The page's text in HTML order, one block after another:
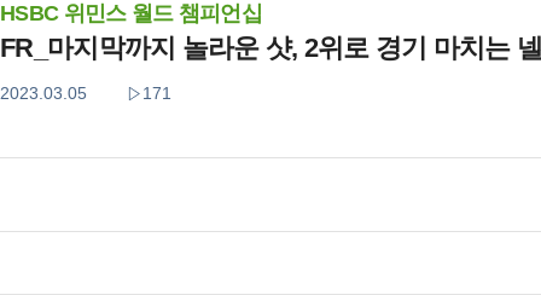
HSBC 위민스 월드 챔피언십
FR_마지막까지 놀라운 샷, 2위로 경기 마치는
2023.03.05 171